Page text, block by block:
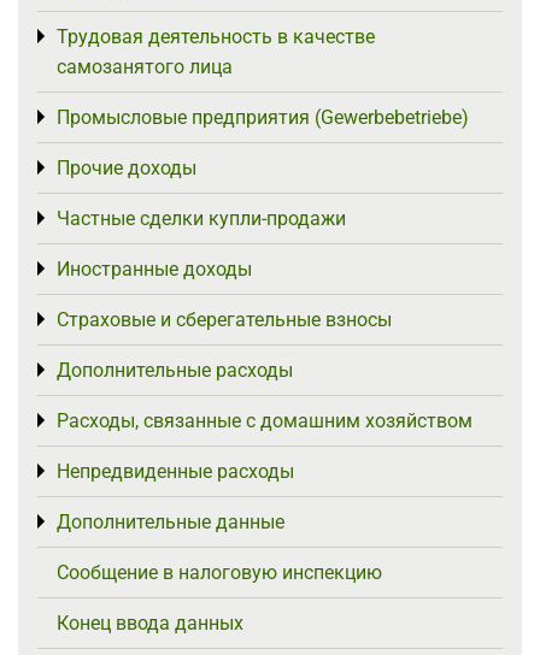
Трудовая деятельность в качестве
самозанятого лица
Toggle menu
Промысловые предприятия (Gewerbebetriebe)
Toggle menu
Прочие доходы
Toggle menu
Частные сделки купли-продажи
Toggle menu
Иностранные доходы
Toggle menu
Страховые и сберегательные взносы
Toggle menu
Дополнительные расходы
Toggle menu
Расходы, связанные с домашним хозяйством
Toggle menu
Непредвиденные расходы
Toggle menu
Дополнительные данные
Toggle menu
Сообщение в налоговую инспекцию
Конец ввода данных